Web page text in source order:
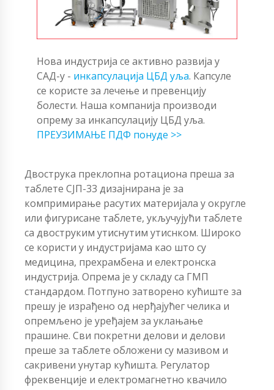
Нова индустрија се активно развија у
САД-у - инкапсулација ЦБД уља. Капсуле
се користе за лечење и превенцију
болести. Наша компанија производи
опрему за инкапсулацију ЦБД уља.
ПРЕУЗИМАЊЕ ПДФ понуде >>
Двострука преклопна ротациона преша за
таблете СЈП-33 дизајнирана је за
компримирање расутих материјала у округле
или фигурисане таблете, укључујући таблете
са двоструким утиснутим утиснком. Широко
се користи у индустријама као што су
медицина, прехрамбена и електронска
индустрија. Опрема је у складу са ГМП
стандардом. Потпуно затворено кућиште за
прешу је израђено од нерђајућег челика и
опремљено је уређајем за уклањање
прашине. Сви покретни делови и делови
преше за таблете обложени су мазивом и
сакривени унутар кућишта. Регулатор
фреквенције и електромагнетно квачило